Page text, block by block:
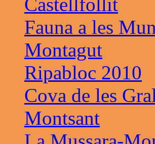
Fauna a les
Montagut
Ripabloc 2010
Cova de les
Montsant